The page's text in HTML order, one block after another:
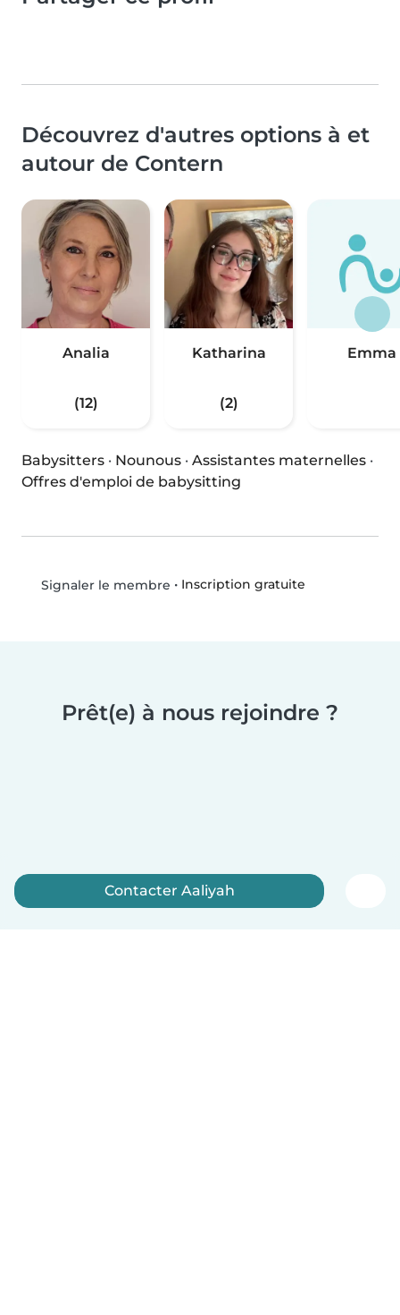
Découvrez d'autres options à et
autour de Contern
Analia
(12)
Katharina
(2)
Emma
Babysitters · Nounous · Assistantes maternelles ·
Offres d'emploi de babysitting
Signaler le membre • Inscription gratuite
Prêt(e) à nous rejoindre ?
Contacter Aaliyah